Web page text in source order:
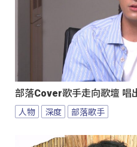
部落Cover歌手走向歌壇 唱
人物 深度 部落歌手